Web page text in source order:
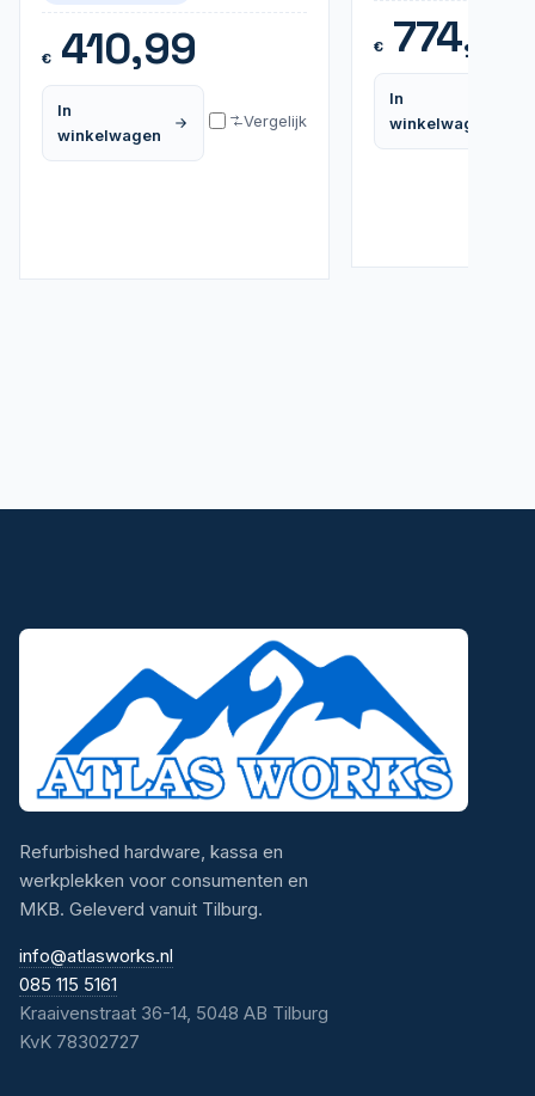
€410,99
In
winkelwagen
Vergelijk
€774,99
In
winkelwagen
Refurbished hardware, kassa en
werkplekken voor consumenten en
MKB. Geleverd vanuit Tilburg.
info@atlasworks.nl
085 115 5161
Kraaivenstraat 36-14, 5048 AB Tilburg
KvK 78302727